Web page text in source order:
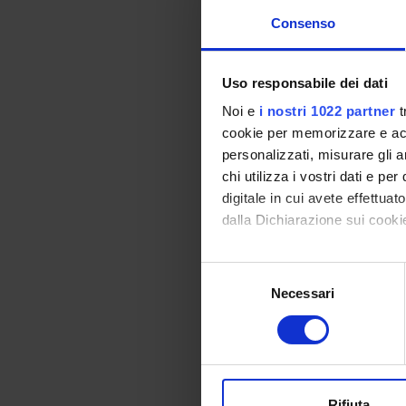
Consenso
Uso responsabile dei dati
Noi e i nostri 1022 partner
cookie per memorizzare e
personalizzati, misurare gli
chi utilizza i vostri dati e per
digitale in cui avete
dalla Dichiarazione sui
Con il tuo consenso,
raccogliere
digitali).
modificare o ritirare il tuo
Necessari
Requisiti
una
---oppure ---
Laurea di
CHIM/* o
condizione
È necessario
Gli studenti che
inserire nel proprio
CFU.